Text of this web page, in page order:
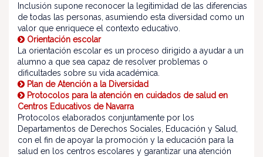
Inclusión supone reconocer la legitimidad de las diferencias
de todas las personas, asumiendo esta diversidad como un
valor que enriquece el contexto educativo.
Orientación escolar
La orientación escolar es un proceso dirigido a ayudar a un
alumno a que sea capaz de resolver problemas o
dificultades sobre su vida académica.
Plan de Atención a la Diversidad
Protocolos para la atención en cuidados de salud en
Centros Educativos de Navarra
Protocolos elaborados conjuntamente por los
Departamentos de Derechos Sociales, Educación y Salud,
con el fin de apoyar la promoción y la educación para la
salud en los centros escolares y garantizar una atención